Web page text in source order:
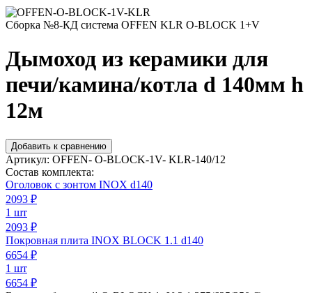
Сборка №8-КД система OFFEN KLR О-BLOCK 1+V
Дымоход из керамики для
печи/камина/котла d 140мм h
12м
Добавить к сравнению
Артикул: OFFEN- O-BLOCK-1V- KLR-140/12
Состав комплекта:
Оголовок с зонтом INOX d140
2093 ₽
1 шт
2093 ₽
Покровная плита INOX BLOCK 1.1 d140
6654 ₽
1 шт
6654 ₽